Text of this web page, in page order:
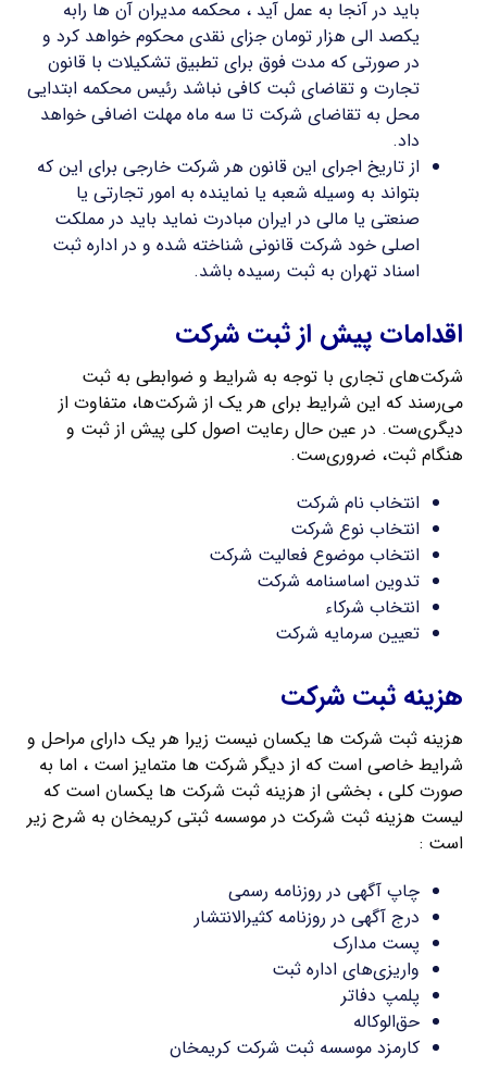
باید در آنجا به عمل آید ، محکمه مدیران آن ها رابه
یکصد الی هزار تومان جزای نقدی محکوم خواهد کرد و
در صورتی که مدت فوق برای تطبیق تشکیلات با قانون
تجارت و تقاضای ثبت کافی نباشد رئیس محکمه ابتدایی
محل به تقاضای شرکت تا سه ماه مهلت اضافی خواهد
داد.
از تاریخ اجرای این قانون هر شرکت خارجی برای این که
بتواند به وسیله شعبه یا نماینده به امور تجارتی یا
صنعتی یا مالی در ایران مبادرت نماید باید در مملکت
اصلی خود شرکت قانونی شناخته شده و در اداره ثبت
اسناد تهران به ثبت رسیده باشد.
اقدامات پیش از ثبت شرکت
شرکت‌های تجاری با توجه به شرایط و ضوابطی به ثبت
می‌رسند که این شرایط برای هر یک از شرکت‌ها، متفاوت از
دیگری‌ست. در عین حال رعایت اصول کلی پیش از ثبت و
هنگام ثبت، ضروری‌ست.
انتخاب نام شرکت
انتخاب نوع شرکت
انتخاب موضوع فعالیت شرکت
تدوین اساسنامه شرکت
انتخاب شرکاء
تعیین سرمایه شرکت
هزینه ثبت شرکت
هزینه ثبت شرکت ها یکسان نیست زیرا هر یک دارای مراحل و
شرایط خاصی است که از دیگر شرکت ها متمایز است ، اما به
صورت کلی ، بخشی از هزینه ثبت شرکت ها یکسان است که
لیست هزینه ثبت شرکت در موسسه ثبتی کریمخان به شرح زیر
است :
چاپ آگهی در روزنامه رسمی
درج آگهی در روزنامه کثیرالانتشار
پست مدارک
واریزی‌های اداره ثبت
پلمپ دفاتر
حق‌الوکاله
کارمزد موسسه ثبت شرکت کریمخان